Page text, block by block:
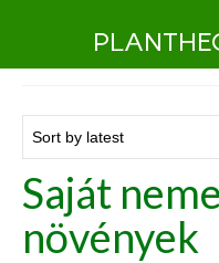
Saját
növények